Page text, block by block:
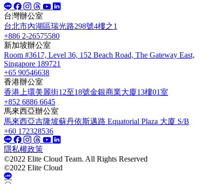
台灣辦公室
台北市內湖區瑞光路298號4樓之1
+886 2-26575580
新加坡辦公室
Room #3617, Level 36, 152 Beach Road, The Gateway East,
Singapore 189721
+65 90546638
香港辦公室
香港上環美麗街12至18號金銀商業大廈13樓01室
+852 6886 6645
馬來西亞辦公室
馬來西亞吉隆坡蘇丹依斯邁路 Equatorial Plaza 大廈 S/B
+60 172328536
隱私權政策
©2022 Elite Cloud Team. All Rights Reserved
©2022 Elite Cloud